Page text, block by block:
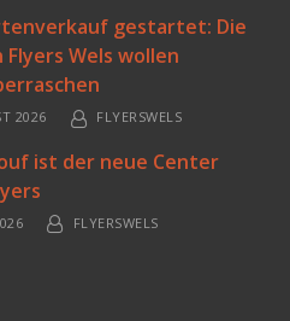
gestartet: Die
Flyers Wels wollen
2026 FLYERSWELS
ist der neue Center
FLYERSWELS